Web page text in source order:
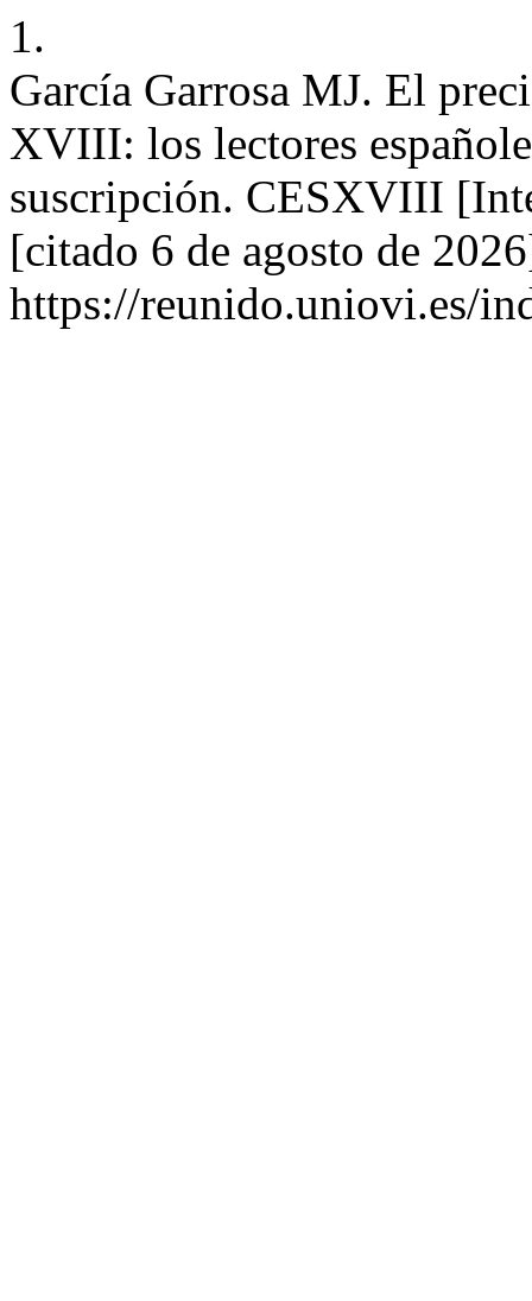
1.
García Garrosa MJ. El
XVIII: los lectores
suscripción. CESXVIII
[citado 6 de agosto de
https://reunido.uniovi.es/